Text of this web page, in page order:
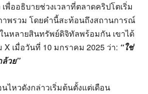
พื่ออธิบายช่วงเวลาที่ตลาดคริปโตเริ่ม
พรวม โดยคำนี้สะท้อนถึงสถานการณ์
นหลายสินทรัพย์ดิจิทัลพร้อมกัน เขาได้
เมื่อวันที่ 10 มกราคม 2025 ว่า: “ใช่
วย”
ไหวดังกล่าวเริ่มต้นตั้งแต่เดือน